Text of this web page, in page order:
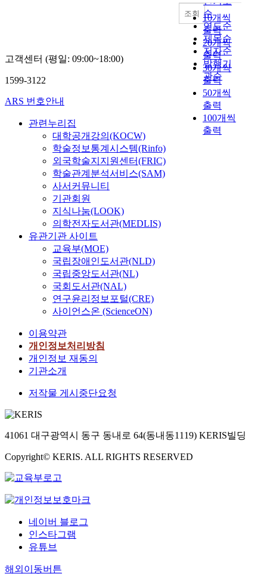
순
연도순
제목순
저자순
발행기
관순
10개씩
출력
20개씩
출력
30개씩
출력
50개씩
출력
100개씩
출력
조회
고객센터 (평일: 09:00~18:00)
1599-3122
ARS 번호안내
관련누리집
대학공개강의(KOCW)
학술정보통계시스템(Rinfo)
외국학술지지원센터(FRIC)
학술관계분석서비스(SAM)
사서커뮤니티
기관회원
지식나눔(LOOK)
의학전자도서관(MEDLIS)
유관기관 사이트
교육부(MOE)
국립장애인도서관(NLD)
국립중앙도서관(NL)
국회도서관(NAL)
연구윤리정보포털(CRE)
사이언스온 (ScienceON)
이용약관
개인정보처리방침
개인정보 재동의
기관소개
저작물 게시중단요청
41061 대구광역시 동구 동내로 64(동내동1119) KERIS빌딩
Copyright© KERIS. ALL RIGHTS RESERVED
네이버 블로그
인스타그램
유튜브
해외이동버튼